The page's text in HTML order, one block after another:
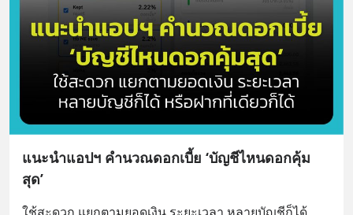
แนะนำแอปฯ คำนวณดอกเบี้ย ‘บัญชีไหนดอกคุ้ม
สุด’
ใช้สะดวก แยกตามยอดเงิน ระยะเวลา หลายบัญชีก็ได้